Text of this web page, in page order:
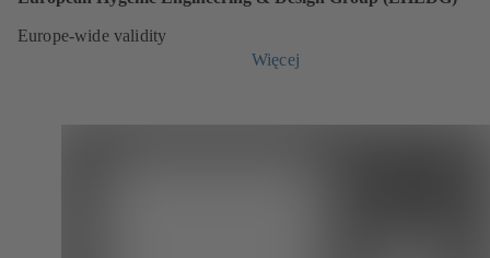
Europe-wide validity
Więcej